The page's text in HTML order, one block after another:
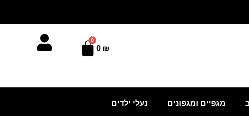
0 ₪
0
עגלת
מגפיים ומגפונים נעלי ילדים